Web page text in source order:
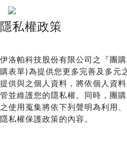
隱私權政策
伊洛帕科技股份有限公司之『團
購表單)為提供您更多完善及多元
提供與之個人資料，將依個人資
管並維護您的隱私權。同時，團
之使用蒐集將依下列聲明為利用
隱私權保護政策的內容。